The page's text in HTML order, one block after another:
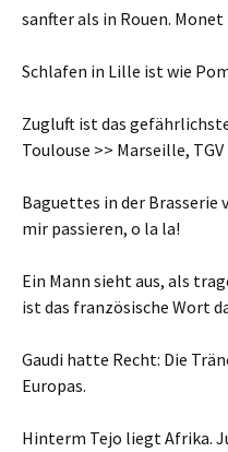
sanfter als in Rouen.
Schlafen in Lille ist wie
Zugluft ist das
Toulouse >> Marseille, TGV
Baguettes in der Brasserie
mir passieren, o la la!
Ein Mann sieht aus, als
ist das französische Wort
Gaudi hatte Recht: Die
Europas.
Hinterm Tejo liegt Afrika.